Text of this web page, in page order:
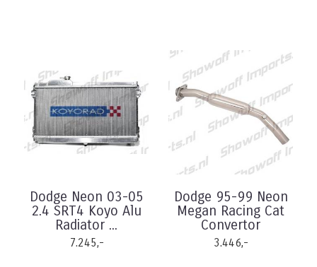
Dodge Neon 03-05
2.4 SRT4 Koyo Alu
Radiator ...
7.245,-
Dodge 95-99 Neon
Megan Racing Cat
Convertor
3.446,-